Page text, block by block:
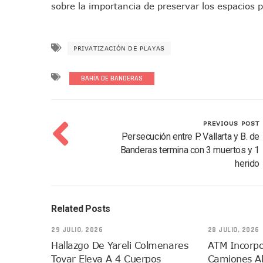
Ayutla Bajo Investigación
Viajar A Puerto Vallarta
Buscan Reducir Riesgos
Plantean “Ley Don
Adultos Mayores De Ixtapa
Mujeres Recorren Calles
sobre la importancia de preservar los espacios
a
PRIVATIZACIÓN DE PLAYAS
BAHÍA DE BANDERAS
PREVIOUS POST
Persecución entre P. Vallarta y B. de
Banderas termina con 3 muertos y 1
herido
Related Posts
29 JULIO, 2026
Hallazgo De Yareli Colmenares
Tovar Eleva A 4 Cuerpos
28 JULIO, 2026
ATM
Camiones